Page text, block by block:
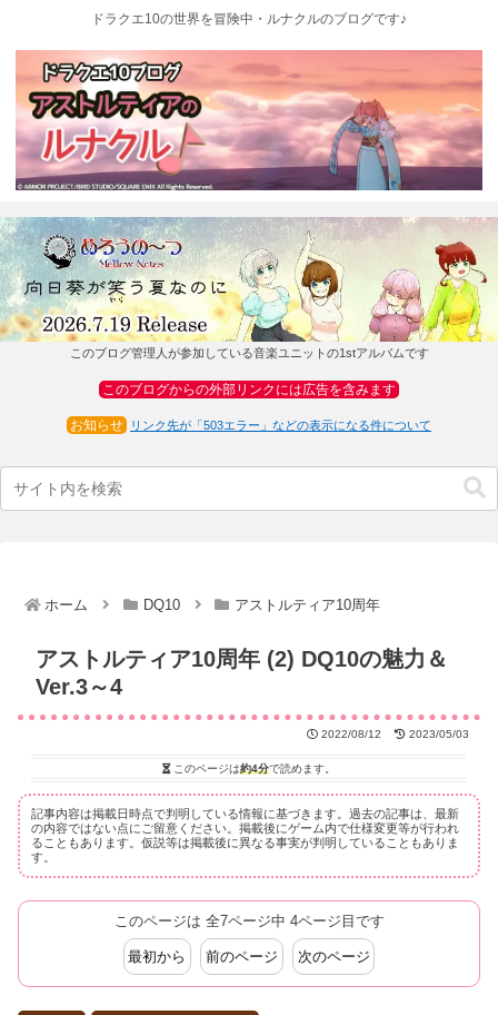
ドラクエ10の世界を冒険中・ルナクルのブログです♪
このブログ管理人が参加している音楽ユニットの1stアルバムです
このブログからの外部リンクには広告を含みます
お知らせ リンク先が「503エラー」などの表示になる件について
ホーム DQ10 アストルティア10周年
アストルティア10周年 (2) DQ10の魅力＆
Ver.3～4
2022/08/12 2023/05/03
このページは約4分で読めます。
記事内容は掲載日時点で判明している情報に基づきます。過去の記事は、最新
の内容ではない点にご留意ください。掲載後にゲーム内で仕様変更等が行われ
ることもあります。仮説等は掲載後に異なる事実が判明していることもありま
す。
このページは 全7ページ中 4ページ目です
最初から 前のページ 次のページ